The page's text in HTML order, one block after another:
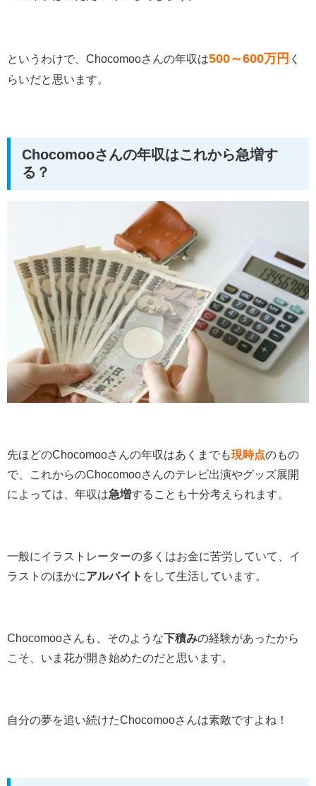
というわけで、Chocomooさんの年収は500～600万円 く
らいだと思います。
Chocomooさんの年収はこれから急増す
る？
先ほどのChocomooさんの年収はあくまでも現時点のもの
で、これからのChocomooさんのテレビ出演やグッズ展開
によっては、年収は急増することも十分考えられます。
一般にイラストレーターの多くはお金に苦労していて、イ
ラストのほかにアルバイト をして生活しています。
Chocomooさんも、そのような下積みの経験があったから
こそ、いま花が開き始めたのだと思います。
自分の夢を追い続けたChocomooさんは素敵ですよね！